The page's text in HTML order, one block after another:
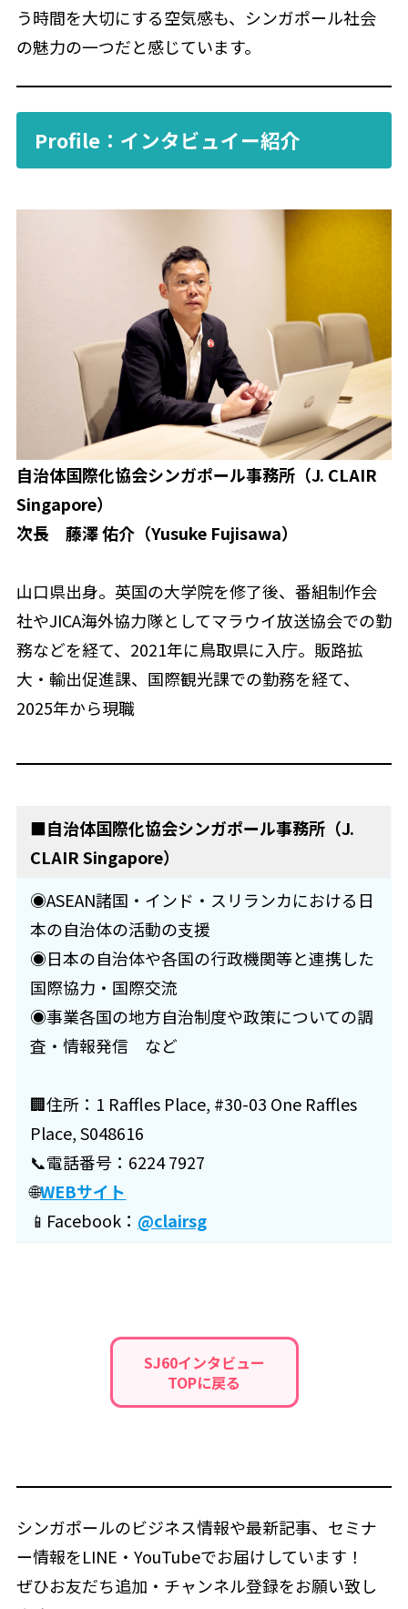
う時間を大切にする空気感も、シンガポール社会
の魅力の一つだと感じています。
Profile：インタビュイー紹介
自治体国際化協会シンガポール事務所（J. CLAIR
Singapore）
次長
藤澤 佑介（Yusuke Fujisawa）
山口県出身。英国の大学院を修了後、番組制作会
社やJICA海外協力隊としてマラウイ放送協会での勤
務などを経て、2021年に鳥取県に入庁。販路拡
大・輸出促進課、国際観光課での勤務を経て、
2025年から現職
■自治体国際化協会シンガポール事務所（J.
CLAIR Singapore）
◉ASEAN諸国・インド・スリランカにおける日
本の自治体の活動の支援
◉日本の自治体や各国の行政機関等と連携した
国際協力・国際交流
◉事業各国の地方自治制度や政策についての調
査・情報発信 など
🏢住所：1 Raffles Place, #30-03 One Raffles
Place, S048616
📞電話番号：6224 7927
🌐WEBサイト
📱Facebook： @clairsg
SJ60インタビュー
TOPに戻る
シンガポールのビジネス情報や最新記事、セミナ
ー情報をLINE・YouTubeでお届けしています！
ぜひお友だち追加・チャンネル登録をお願い致し